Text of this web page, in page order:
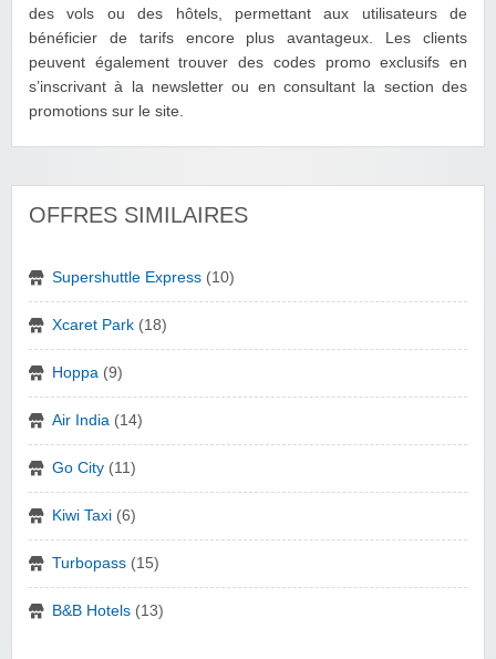
des vols ou des hôtels, permettant aux utilisateurs de
bénéficier de tarifs encore plus avantageux. Les clients
peuvent également trouver des codes promo exclusifs en
s’inscrivant à la newsletter ou en consultant la section des
promotions sur le site.
OFFRES SIMILAIRES
Supershuttle Express (10)
Xcaret Park (18)
Hoppa (9)
Air India (14)
Go City (11)
Kiwi Taxi (6)
Turbopass (15)
B&B Hotels (13)